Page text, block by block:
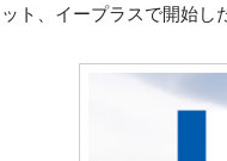
ト、イープラスで開始し